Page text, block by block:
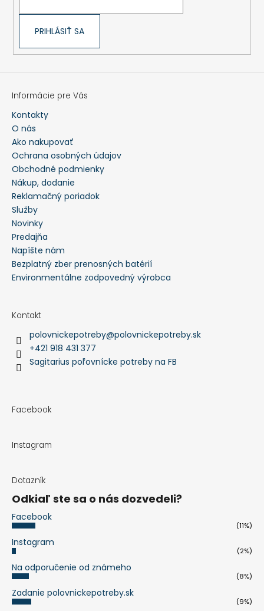
PRIHLÁSIŤ SA
Informácie pre Vás
Kontakty
O nás
Ako nakupovať
Ochrana osobných údajov
Obchodné podmienky
Nákup, dodanie
Reklamačný poriadok
Služby
Novinky
Predajňa
Napíšte nám
Bezplatný zber prenosných batérií
Environmentálne zodpovedný výrobca
Kontakt
polovnickepotreby@polovnickepotreby.sk
+421 918 431 377
Sagitarius poľovnícke potreby na FB
Facebook
Instagram
Dotazník
Odkiaľ ste sa o nás dozvedeli?
Facebook
(11%)
Instagram
(2%)
Na odporučenie od známeho
(8%)
Zadanie polovnickepotreby.sk
(9%)